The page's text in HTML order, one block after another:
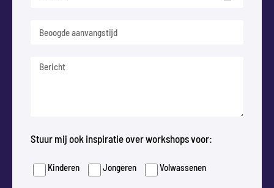
Stuur mij ook inspiratie over workshops voor:
Kinderen Jongeren Volwassenen